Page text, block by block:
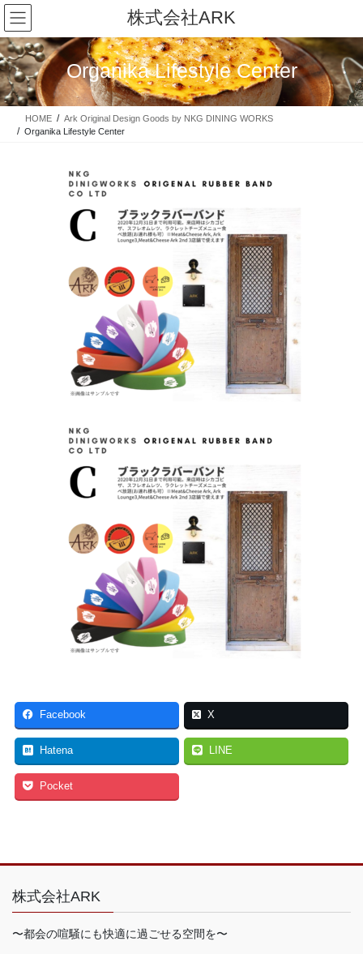
コ
ン
テ
ン
ツ
に
移
ナ
ビ
ゲ
ー
シ
ョ
ン
株式会社ARK
Organika Lifestyle Center
HOME
Ark Original Design Goods by NKG DINING WORKS
Organika Lifestyle Center
Facebook X
Hatena LINE
Pocket
株式会社ARK
〜都会の喧騒にも快適に過ごせる空間を〜